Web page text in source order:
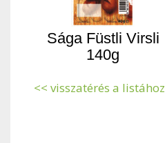
Sága Füstli Virsli
140g
<< visszatérés a listához